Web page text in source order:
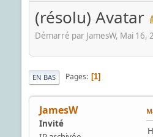
(résolu) Avatar
Démarré par JamesW, Mai 16,
EN BAS Pages 1
JamesW
Invité